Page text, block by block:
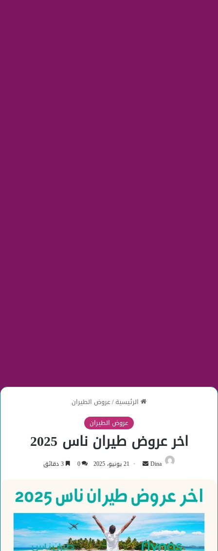
الرئيسية/عروض الطيران
عروض الطيران
اخر عروض طيران ناس 2025
Dina
أرسل
إلكترونيا
21 يونيو، 2025 0